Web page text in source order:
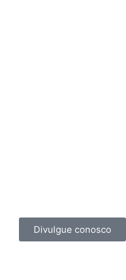
Divulgue conosco